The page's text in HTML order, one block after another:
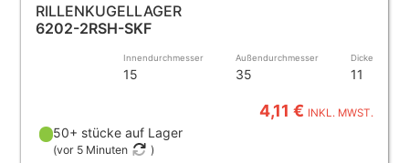
RILLENKUGELLAGER
6202-2RSH-SKF
Innendurchmesser
15
Außendurchmesser
35
Dicke
11
4,11 € INKL. MWST.
50+ stücke auf Lager
(vor 5 Minuten )